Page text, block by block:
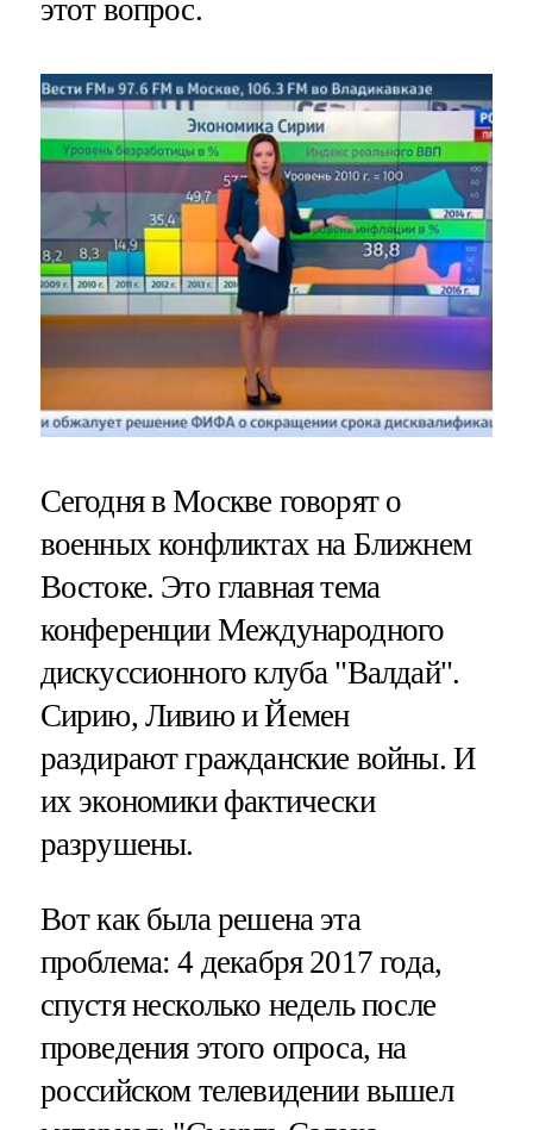
этот вопрос.
Сегодня в Москве говорят о
военных конфликтах на Ближнем
Востоке. Это главная тема
конференции Международного
дискуссионного клуба "Валдай".
Сирию, Ливию и Йемен
раздирают гражданские войны. И
их экономики фактически
разрушены.
Вот как была решена эта
проблема: 4 декабря 2017 года,
спустя несколько недель после
проведения этого опроса, на
российском телевидении вышел